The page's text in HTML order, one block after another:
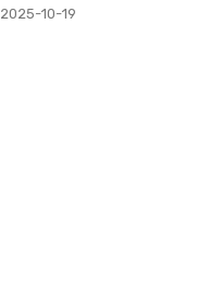
2025-10-19